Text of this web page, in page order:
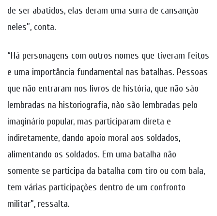
de ser abatidos, elas deram uma surra de cansanção
neles”, conta.
“Há personagens com outros nomes que tiveram feitos
e uma importância fundamental nas batalhas. Pessoas
que não entraram nos livros de história, que não são
lembradas na historiografia, não são lembradas pelo
imaginário popular, mas participaram direta e
indiretamente, dando apoio moral aos soldados,
alimentando os soldados. Em uma batalha não
somente se participa da batalha com tiro ou com bala,
tem várias participações dentro de um confronto
militar”, ressalta.